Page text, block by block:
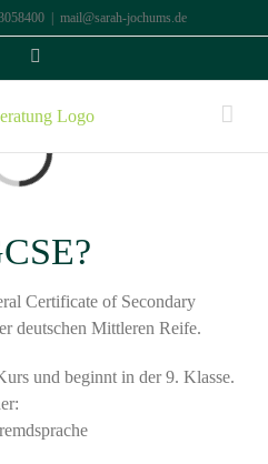
mail@sarah-jochums.de
Facebook
Loading...
Certificate of Secondary
deutschen Mittleren Reife.
und beginnt in der 9. Klasse.